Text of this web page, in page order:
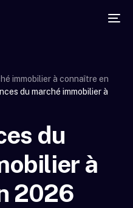
immobilier à connaître en
du marché immobilier à
du
à
2026